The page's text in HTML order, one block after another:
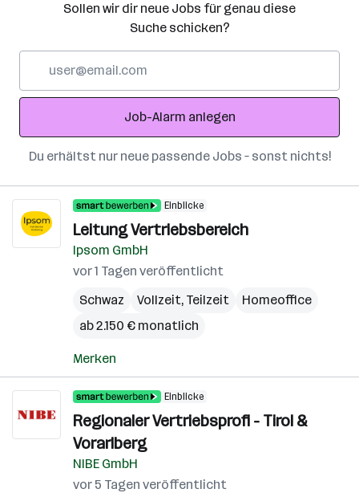
Sollen wir dir neue Jobs für genau diese
Suche schicken?
Adresse
Job-Alarm anlegen
Du erhältst nur neue passende Jobs – sonst nichts!
Einblicke
Leitung Vertriebsbereich
Ipsom GmbH
vor 1 Tagen veröffentlicht
Schwaz
Vollzeit, Teilzeit
Homeoffice
ab 2.150 € monatlich
Merken
Einblicke
Regionaler Vertriebsprofi - Tirol &
Vorarlberg
NIBE GmbH
vor 5 Tagen veröffentlicht